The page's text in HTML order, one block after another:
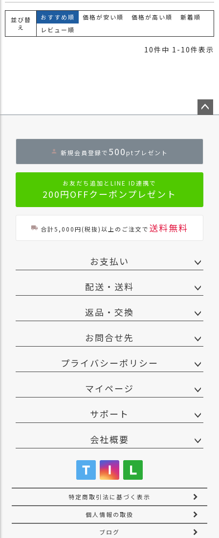
並び替
え
おすすめ順 価格が安い順 価格が高い順
新着順
レビュー順
10件中 1 - 10件表示
ップ
新規会員登録で 500 ptプレゼント
お友だち追加とLINE ID連携で
200円OFFクーポンプレゼント
合計5,000円(税抜)以上のご注文で 送料無料
お支払い
配送・送料
返品・交換
お問合せ先
プライバシーポリシー
マイページ
サポート
会社概要
特定商取引法に基づく表示
個人情報の取扱
ブログ